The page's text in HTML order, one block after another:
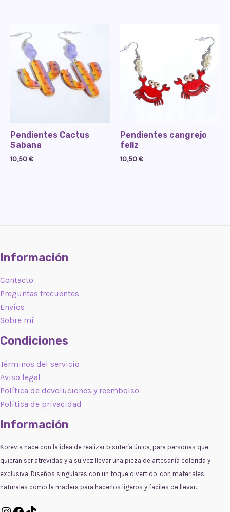
Pendientes Cactus
Sabana
10,50€
Pendientes cangrejo
feliz
10,50€
Información
Contacto
Preguntas frecuentes
Envíos
Sobre mí
Condiciones
Términos del servicio
Aviso legal
Política de devoluciones y reembolso
Política de privacidad
Información
Korevia nace con la idea de realizar bisutería única, para personas que
quieran ser atrevidas y a su vez llevar una pieza de artesanía colorida y
exclusiva. Diseños singulares con un toque divertido, con materiales
naturales como la madera para hacerlos ligeros y faciles de llevar.